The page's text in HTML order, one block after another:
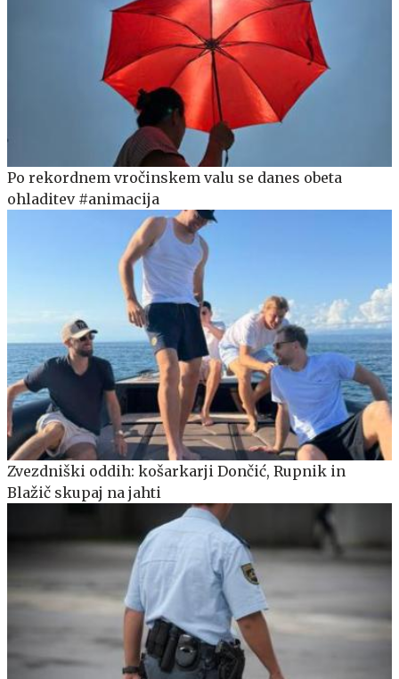
Po rekordnem vročinskem valu se danes obeta
ohladitev #animacija
Zvezdniški oddih: košarkarji Dončić, Rupnik in
Blažič skupaj na jahti